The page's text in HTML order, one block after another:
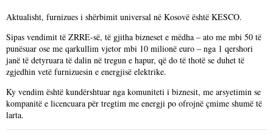
Aktualisht, furnizues i shërbimit universal në Kosovë është KESCO.
Sipas vendimit të ZRRE-së, të gjitha bizneset e mëdha – ato me mbi 50 të
punësuar ose me qarkullim vjetor mbi 10 milionë euro – nga 1 qershori
janë të detyruara të dalin në tregun e hapur, që do të thotë se duhet të
zgjedhin vetë furnizuesin e energjisë elektrike.
Ky vendim është kundërshtuar nga komuniteti i biznesit, me arsyetimin se
kompanitë e licencuara për tregtim me energji po ofrojnë çmime shumë të
larta.